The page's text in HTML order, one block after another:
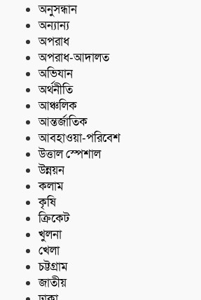
অনুসন্ধান
অন্যান্য
অপরাধ
অপরাধ-আদালত
অভিযান
অর্থনীতি
আঞ্চলিক
আন্তর্জাতিক
আবহাওয়া-পরিবেশ
উত্তাল স্পেশাল
উন্নয়ন
কলাম
কৃষি
ক্রিকেট
খুলনা
খেলা
চট্টগ্রাম
জাতীয়